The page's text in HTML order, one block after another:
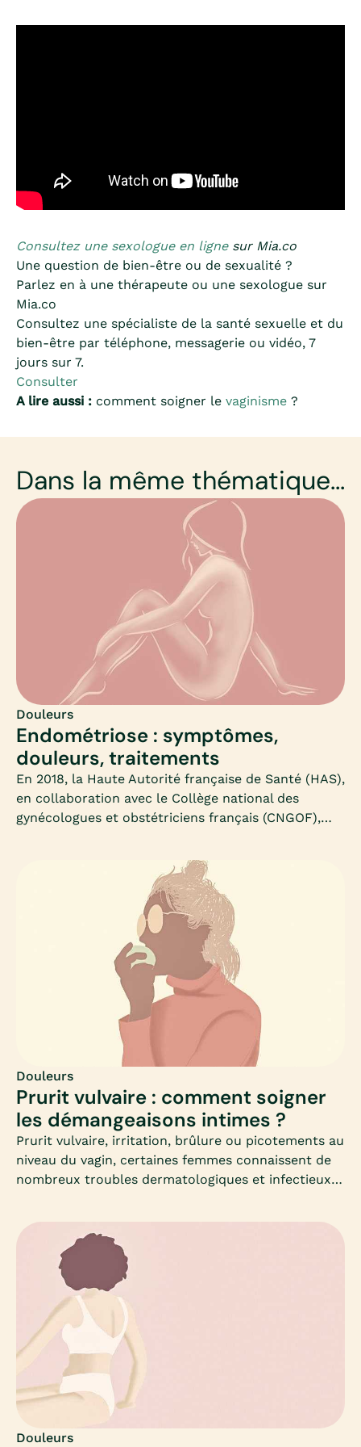
Consultez une sexologue en lignesur Mia.co
Une question de bien-être ou de sexualité ?
Parlez en à une thérapeute ou une sexologue sur
Mia.co
Consultez une spécialiste de la santé sexuelle et du
bien-être par téléphone, messagerie ou vidéo, 7
jours sur 7.
Consulter
A lire aussi : comment soigner le vaginisme ?
Dans la même thématique...
Douleurs
Endométriose : symptômes,
douleurs, traitements
En 2018, la Haute Autorité française de Santé (HAS),
en collaboration avec le Collège national des
gynécologues et obstétriciens français (CNGOF),
le diagnostic est sans appel : « L’endométriose est
une maladie mal repérée, avec une prise en charge
insuffisamment coordonnée, entraînant un retard
diagnostic et une errance des femmes ».Alors, quels
sont les objectifs actuels ? Comment traiter les
symptômes de l'endométriose ?D’abord permettre
à toutes les femmes de profiter du même parcours
de soins, et informer davantage la population
féminine de cette pathologie. Retour étape par
étape sur la prise en charge, l’évaluation, les
traitements et les cas d’infertilité.
Douleurs
Prurit vulvaire : comment soigner
les démangeaisons intimes ?
Prurit vulvaire, irritation, brûlure ou picotements au
niveau du vagin, certaines femmes connaissent de
nombreux troubles dermatologiques et infectieux à
diagnostiquées et sous traitées.Causes, symptômes
et traitements : Mia s’intéresse à ces
démangeaisons intimes qui peuvent intervenir à
différentes périodes ; après un rapport sexuel, lors
de la grossesse ou après l’accouchement, lors de la
ménopause…
Douleurs